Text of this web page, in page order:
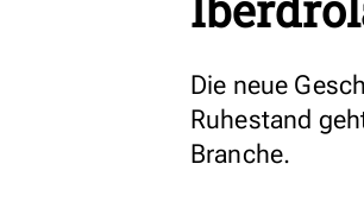
Die neue
Ruhestand
Branche.